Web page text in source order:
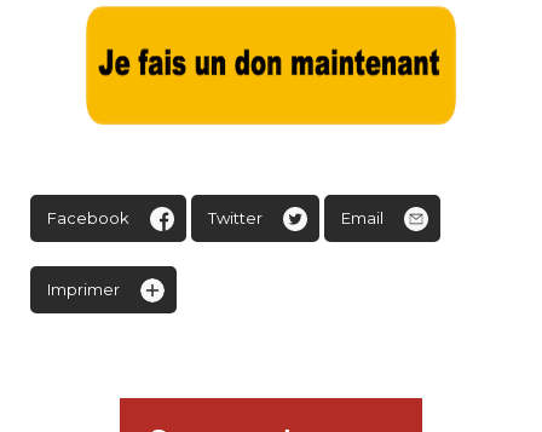
Facebook Twitter Email
Imprimer